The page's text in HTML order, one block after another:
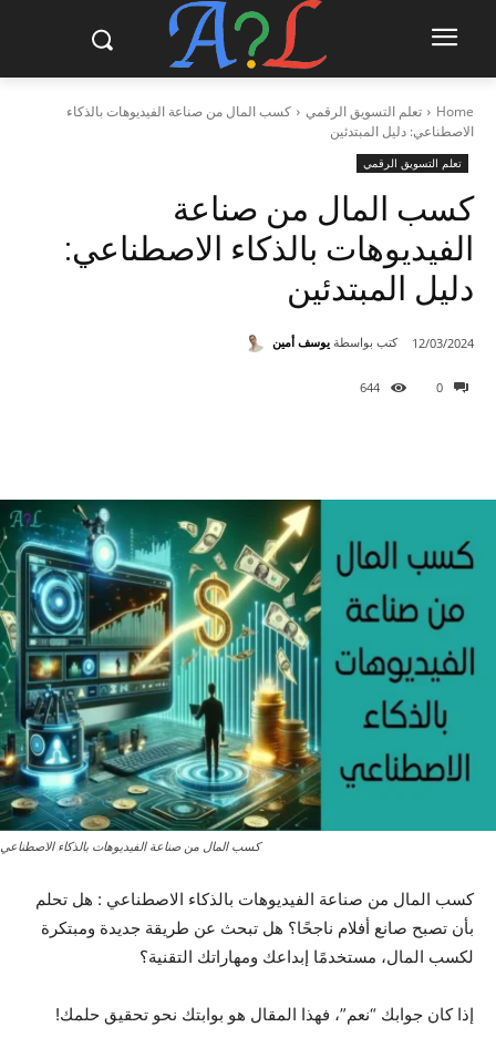
Home تعلم التسويق الرقمي
كسب المال من صناعة الفيديوهات بالذكاء
الاصطناعي: دليل المبتدئين
تعلم التسويق الرقمي
كسب المال من صناعة
الفيديوهات بالذكاء الاصطناعي:
دليل المبتدئين
0
644
12/03/2024 كتب بواسطة يوسف أمين
كسب المال من صناعة الفيديوهات بالذكاء الاصطناعي
كسب المال من صناعة الفيديوهات بالذكاء الاصطناعي : هل تحلم
بأن تصبح صانع أفلام ناجحًا؟ هل تبحث عن طريقة جديدة ومبتكرة
لكسب المال، مستخدمًا إبداعك ومهاراتك التقنية؟
إذا كان جوابك “نعم”، فهذا المقال هو بوابتك نحو تحقيق حلمك!